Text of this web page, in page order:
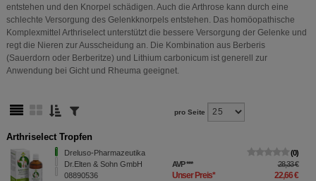
entstehen und den Knorpel schädigen. Auch die Arthrose kann durch eine
schlechte Versorgung des Gelenkknorpels entstehen. Das homöopathische
Komplexmittel Arthriselect unterstützt die bessere Versorgung der Gelenke und
regt die Nieren zur Ausscheidung an. Die Kombination aus Berberis
(Sauerdorn oder Berberitze) und Lithium carbonicum ist generell zur
Anwendung bei Gicht und Rheuma geeignet.
pro Seite
Arthriselect Tropfen
Dreluso-Pharmazeutika
Dr.Elten & Sohn GmbH
08890536
0
AVP*** 28,33 €
Unser Preis* 22,66 €